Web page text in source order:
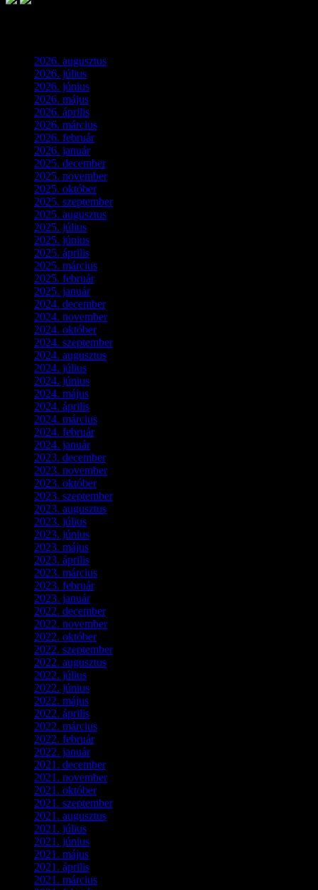
2026. augusztus
2026. július
2026. június
2026. május
2026. április
2026. március
2026. február(4)
2026. január(2)
2025. december(4)
2025. november(3)
2025. október(3)
2025. szeptember(5)
2025. augusztus
2025. július
2025. június
2025. április
2025. március
2025. február(7)
2025. január(3)
2024. december(3)
2024. november(7)
2024. október(6)
2024. szeptember(4)
2024. augusztus
2024. július
2024. június
2024. május
2024. április
2024. március
2024. február(9)
2024. január(3)
2023. december(1)
2023. november(1)
2023. október(5)
2023. szeptember(3)
2023. augusztus
2023. július
2023. június
2023. május
2023. április
2023. március
2023. február(4)
2023. január(1)
2022. december(2)
2022. november(4)
2022. október(8)
2022. szeptember(9)
2022. augusztus
2022. július
2022. június
2022. május
2022. április
2022. március
2022. február(4)
2022. január(3)
2021. december(2)
2021. november(5)
2021. október(8)
2021. szeptember(4)
2021. augusztus
2021. július
2021. június
2021. május
2021. április
2021. március